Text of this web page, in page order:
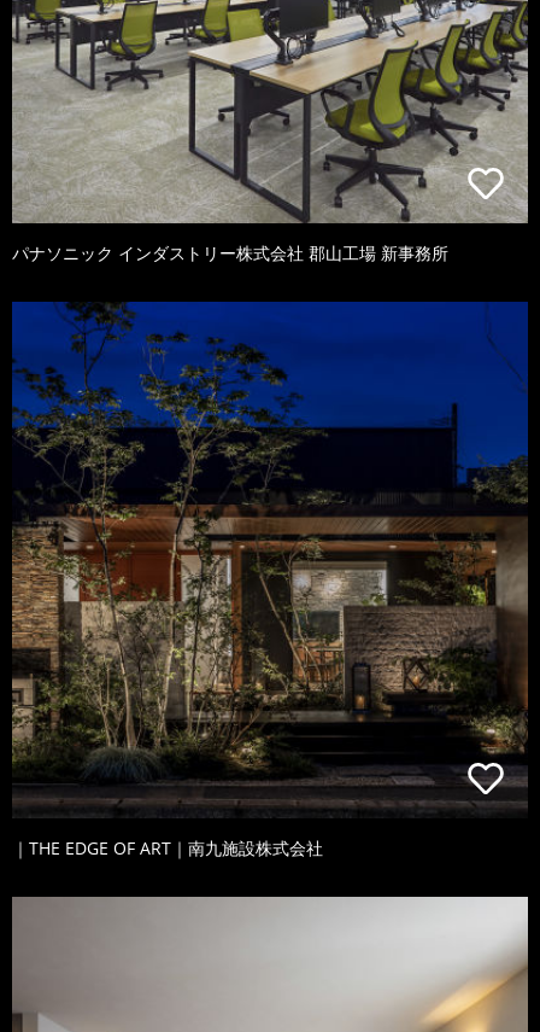
パナソニック インダストリー株式会社 郡山工場 新事務所
｜THE EDGE OF ART｜南九施設株式会社